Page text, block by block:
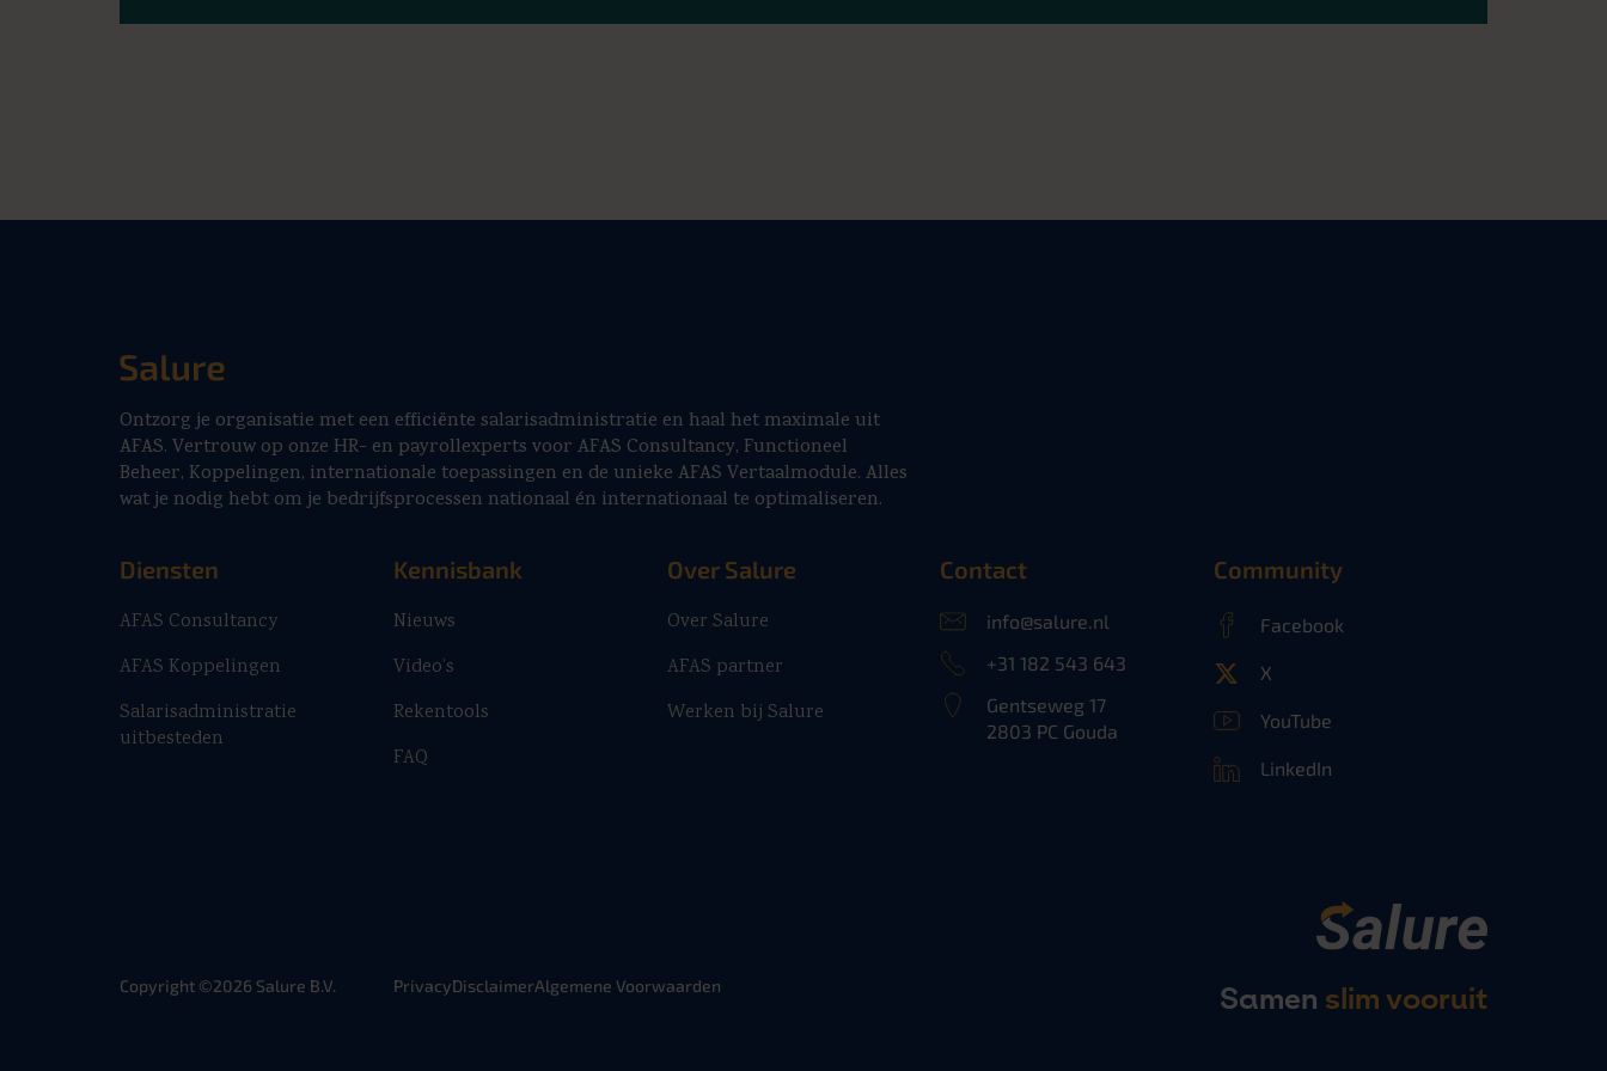
Ontzorg je organisatie met een efficiënte salarisadministratie en haal het maximale uit
AFAS. Vertrouw op onze HR- en payrollexperts voor AFAS Consultancy, Functioneel
Beheer, Koppelingen, internationale toepassingen en de unieke AFAS Vertaalmodule. Alles
wat je nodig hebt om je bedrijfsprocessen nationaal én internationaal te optimaliseren.
Diensten
AFAS Consultancy
AFAS Koppelingen
Salarisadministratie
uitbesteden
Kennisbank
Nieuws
Video’s
Rekentools
FAQ
Over Salure
Over Salure
AFAS partner
Werken bij Salure
Contact
info@salure.nl
+31 182 543 643
Gentseweg 17
2803 PC Gouda
Community
Facebook
X
YouTube
LinkedIn
Copyright ©2026 Salure B.V. PrivacyDisclaimerAlgemene Voorwaarden Samen slim vooruit